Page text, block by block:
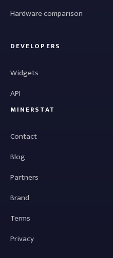
Hardware comparison
DEVELOPERS
Widgets
API
MINERSTAT
Contact
Blog
Partners
Brand
Terms
Privacy